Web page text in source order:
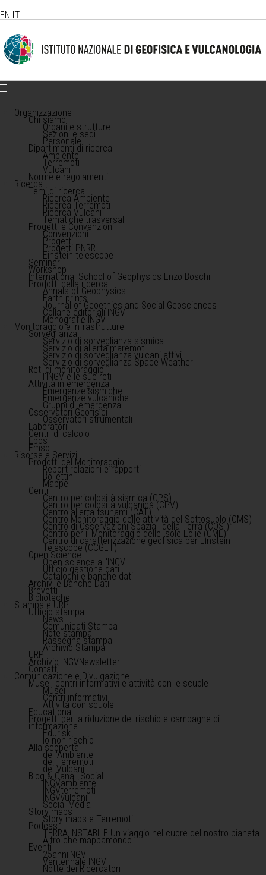
EN IT
Organizzazione
Chi siamo
Organi e strutture
Sezioni e sedi
Personale
Dipartimenti di ricerca
Ambiente
Terremoti
Vulcani
Norme e regolamenti
Ricerca
Temi di ricerca
Ricerca Ambiente
Ricerca Terremoti
Ricerca Vulcani
Tematiche trasversali
Progetti e Convenzioni
Convenzioni
Progetti
Progetti PNRR
Einstein telescope
Seminari
Workshop
International School of Geophysics Enzo Boschi
Prodotti della ricerca
Annals of Geophysics
Earth-prints
Journal of Geoethics and Social Geosciences
Collane editoriali INGV
Monografie INGV
Monitoraggio e infrastrutture
Sorveglianza
Servizio di sorveglianza sismica
Servizio di allerta maremoti
Servizio di sorveglianza vulcani attivi
Servizio di sorveglianza Space Weather
Reti di monitoraggio
l'INGV e le sue reti
Attività in emergenza
Emergenze sismiche
Emergenze vulcaniche
Gruppi di emergenza
Osservatori Geofisici
Osservatori strumentali
Laboratori
Centri di calcolo
Epos
Emso
Risorse e Servizi
Prodotti del Monitoraggio
Report relazioni e rapporti
Bollettini
Mappe
Centri
Centro pericolosità sismica (CPS)
Centro pericolosità vulcanica (CPV)
Centro allerta tsunami (CAT)
Centro Monitoraggio delle attività del Sottosuolo (CMS)
Centro di Osservazioni Spaziali della Terra (COS )
Centro per il Monitoraggio delle Isole Eolie (CME)
Centro di caratterizzazione geofisica per Einstein
Telescope (CCGET)
Open Science
Open science all'INGV
Ufficio gestione dati
Cataloghi e banche dati
Archivi e Banche Dati
Brevetti
Biblioteche
Stampa e URP
Ufficio stampa
News
Comunicati Stampa
Note stampa
Rassegna stampa
Archivio Stampa
URP
Archivio INGVNewsletter
Contatti
Comunicazione e Divulgazione
Musei, centri informativi e attività con le scuole
Musei
Centri informativi
Attività con scuole
Educational
Progetti per la riduzione del rischio e campagne di
informazione
Edurisk
Io non rischio
Alla scoperta
dell'Ambiente
dei Terremoti
dei Vulcani
Blog & Canali Social
INGVambiente
INGVterremoti
INGVvulcani
Social Media
Story maps
Story maps e Terremoti
Podcast
TERRA INSTABILE Un viaggio nel cuore del nostro pianeta
Altro che mappamondo
Eventi
25anniINGV
Ventennale INGV
Notte dei Ricercatori